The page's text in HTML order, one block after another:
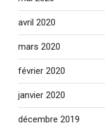
avril 2020
mars 2020
février 2020
janvier 2020
décembre 2019